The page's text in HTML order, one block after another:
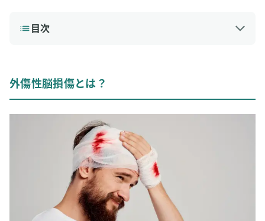
目次
水素吸入は外傷性脳損傷の予防・改善に効果はある？
外傷性脳損傷の症状改善の可能性
外傷性脳損傷の予防の可能性
【私はこう考える】水素吸入と外傷性脳損傷
外傷性脳損傷とは？